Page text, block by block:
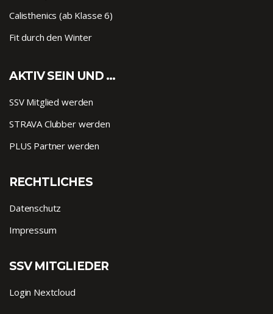
Calisthenics (ab Klasse 6)
Fit durch den Winter
AKTIV SEIN UND …
SSV Mitglied werden
STRAVA Clubber werden
PLUS Partner werden
RECHTLICHES
Datenschutz
Impressum
SSV MITGLIEDER
Login Nextcloud